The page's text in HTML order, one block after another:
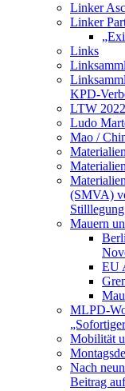
Linker
Linker
Links
KPD-
LTW
Ludo
Mao /
(SMVA)
Stilllegung
Mauern
EU
MLPD-
Mobilität
Nach
Beitrag